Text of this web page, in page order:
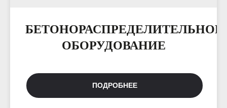
БЕТОНОРАСПРЕДЕЛИТЕЛЬНОЕ
ОБОРУДОВАНИЕ
ПОДРОБНЕЕ